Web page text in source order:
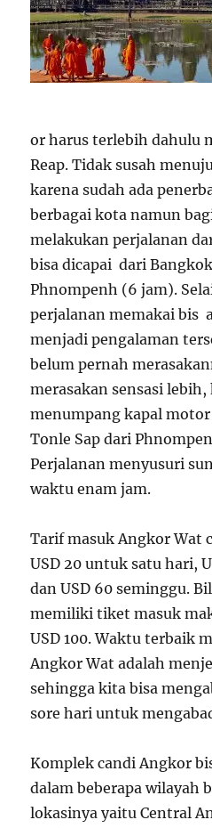
or harus terlebih dahulu
Reap. Tidak susah
karena sudah ada
berbagai kota namun
melakukan perjalanan
bisa dicapai dari
Phnompenh (6 jam).
perjalanan memakai bis
menjadi pengalaman
belum pernah
merasakan sensasi
menumpang kapal
Tonle Sap dari
Perjalanan menyusuri
waktu enam jam.
Tarif masuk Angkor Wat
USD 20 untuk satu hari,
dan USD 60 seminggu.
memiliki tiket masuk
USD 100. Waktu terbaik
Angkor Wat adalah
sehingga kita bisa
sore hari untuk
Komplek candi Angkor
dalam beberapa wilayah
lokasinya yaitu Central